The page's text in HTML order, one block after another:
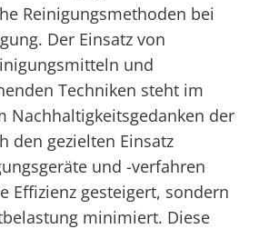
Reinigungsmethoden bei
Der Einsatz von
und
Techniken steht im
Nachhaltigkeitsgedanken der
den gezielten Einsatz
und -verfahren
Effizienz gesteigert, sondern
minimiert. Diese